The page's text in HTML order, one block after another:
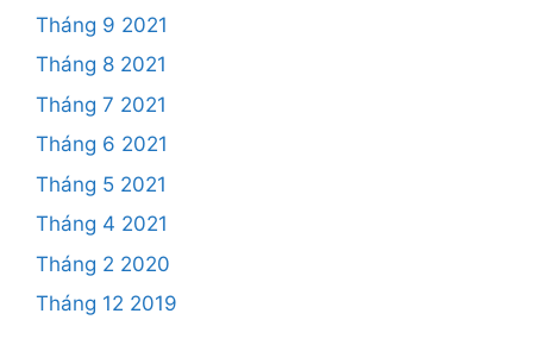
Tháng 9 2021
Tháng 8 2021
Tháng 7 2021
Tháng 6 2021
Tháng 5 2021
Tháng 4 2021
Tháng 2 2020
Tháng 12 2019